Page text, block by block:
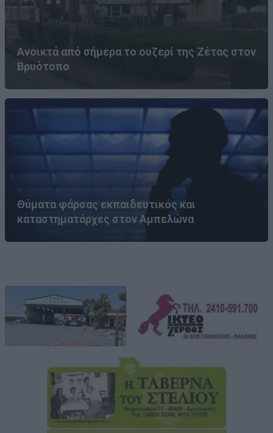
Ανοικτά από σήμερα το ουζερί της Ζέτας στον
Βρυότοπο
Θύματα φάρσας εκπαιδευτικός και
καταστηματάρχες στον Αμπελώνα